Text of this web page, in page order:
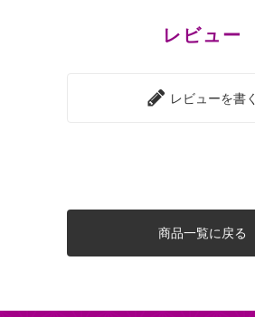
レビュー
レビューを書く
商品一覧に戻る